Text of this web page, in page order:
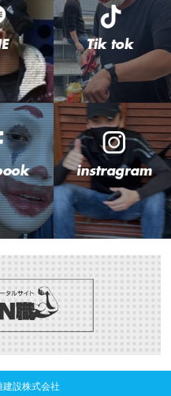
建設株式会社